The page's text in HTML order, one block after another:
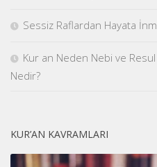
Sessiz Raflardan Hayata
Kur an Neden Nebi ve Resul
Nedir?
KUR’AN KAVRAMLARI